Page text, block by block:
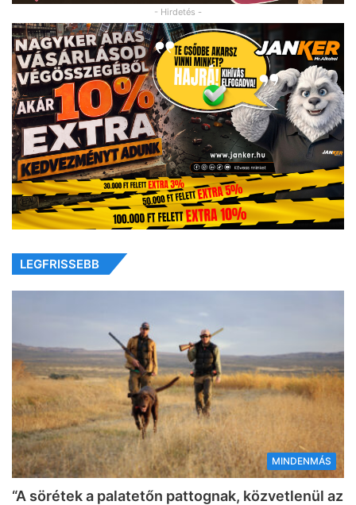
- Hirdetés -
LEGFRISSEBB
MINDENMÁS
“A sörétek a palatetőn pattognak, közvetlenül az